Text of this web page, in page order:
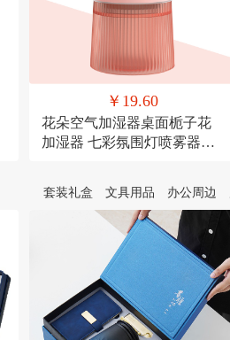
￥19.60
花朵空气加湿器桌面栀子花
加湿器 七彩氛围灯喷雾器萌
套装礼盒 文具用品 办公周边